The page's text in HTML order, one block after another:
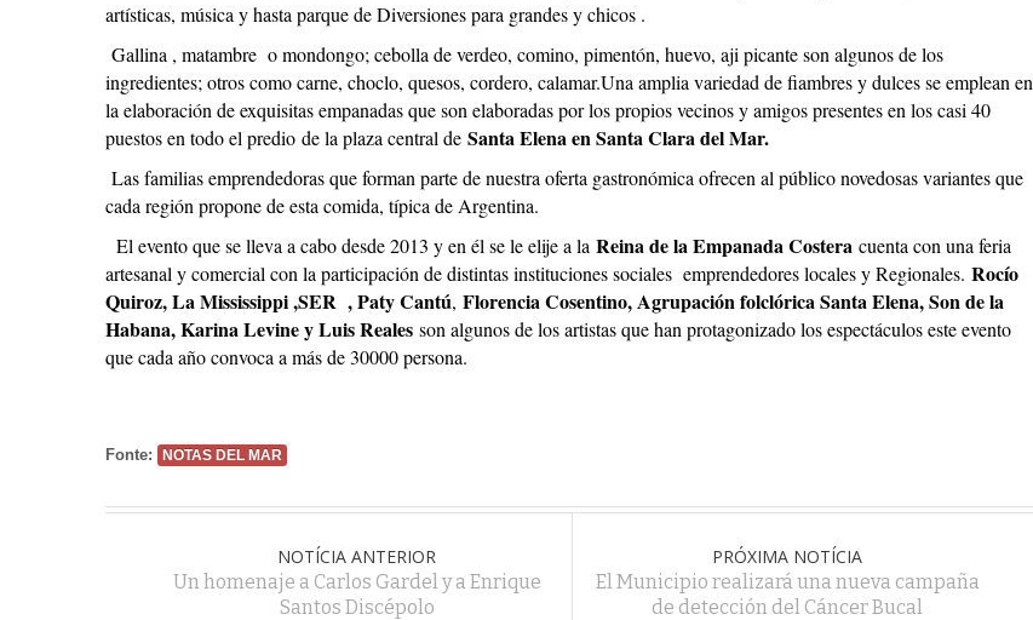
artísticas, música y hasta parque de Diversiones para grandes y chicos .
Gallina , matambre o mondongo; cebolla de verdeo, comino, pimentón, huevo, aji picante son algunos de los
ingredientes; otros como carne, choclo, quesos, cordero, calamar.Una amplia variedad de fiambres y dulces se emplean en
la elaboración de exquisitas empanadas que son elaboradas por los propios vecinos y amigos presentes en los casi 40
puestos en todo el predio de la plaza central de Santa Elena en Santa Clara del Mar.
Las familias emprendedoras que forman parte de nuestra oferta gastronómica ofrecen al público novedosas variantes que
cada región propone de esta comida, típica de Argentina.
El evento que se lleva a cabo desde 2013 y en él se le elije a la Reina de la Empanada Costera cuenta con una feria
artesanal y comercial con la participación de distintas instituciones sociales emprendedores locales y Regionales. Rocío
Quiroz, La Mississippi ,SER , Paty Cantú, Florencia Cosentino, Agrupación folclórica Santa Elena, Son de la
Habana, Karina Levine y Luis Reales son algunos de los artistas que han protagonizado los espectáculos este evento
que cada año convoca a más de 30000 persona.
Fonte: NOTAS DEL MAR
NOTÍCIA ANTERIOR
Un homenaje a Carlos Gardel y a Enrique
Santos Discépolo
PRÓXIMA NOTÍCIA
El Municipio realizará una nueva campaña
de detección del Cáncer Bucal